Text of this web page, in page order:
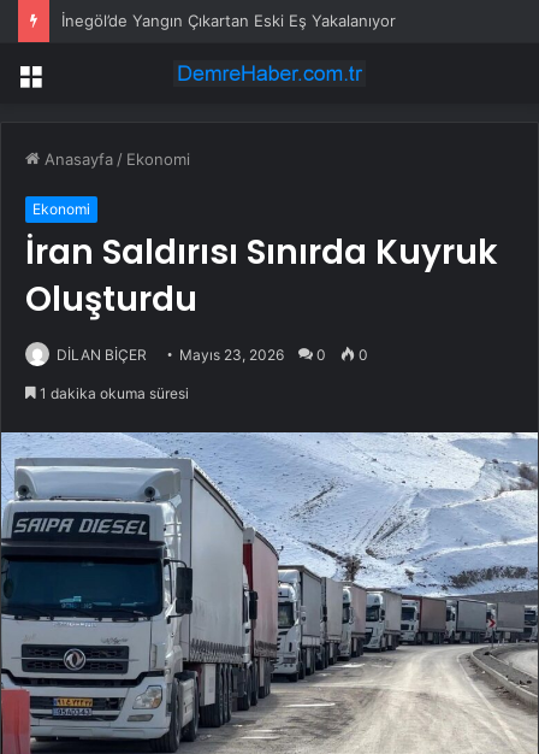
İnegöl’de Yangın Çıkartan Eski Eş Yakalanıyor
Menü
Anasayfa / Ekonomi
Ekonomi
İran Saldırısı Sınırda Kuyruk
Oluşturdu
DİLAN BİÇER Mayıs 23, 2026 0 0
1 dakika okuma süresi